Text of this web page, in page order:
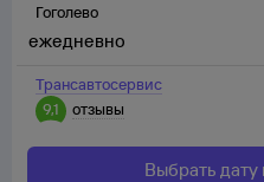
Гоголево
Трансавтосервис
9,1
отзывы
ежедневно
Выбрать дату